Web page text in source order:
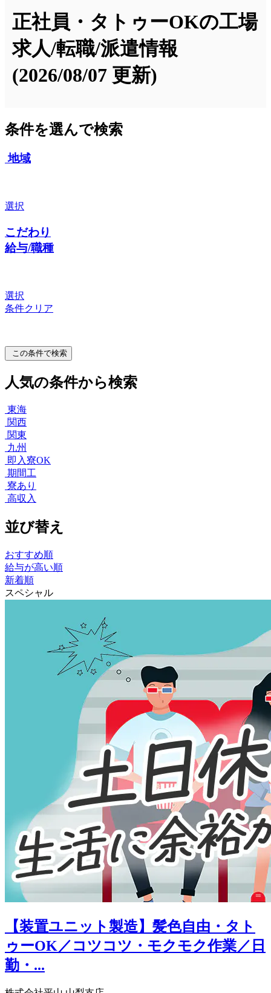
正社員・タトゥーOKの工場
求人/転職/派遣情報
(2026/08/07 更新)
条件を選んで検索
地域
選択
こだわり
給与/職種
選択
条件クリア
この条件で検索
人気の条件から検索
東海
関西
関東
九州
即入寮OK
期間工
寮あり
高収入
並び替え
おすすめ順
給与が高い順
新着順
スペシャル
【装置ユニット製造】髪色自由・タト
ゥーOK／コツコツ・モクモク作業／日
勤・...